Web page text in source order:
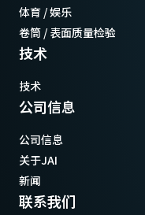
体育 / 娱乐
卷筒 / 表面质量检验
技术
技术
公司信息
公司信息
关于JAI
新闻
联系我们